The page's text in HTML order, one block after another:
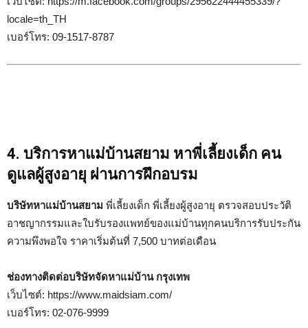
locale=th_TH
เบอร์โทร: 09-1517-8787
4. บริการหาแม่บ้านสยาม หาพี่เลี้ยงเด็ก คน
ดูแลผู้สูงอายุ ผ่านการฝึกอบรม
บริษัทหาแม่บ้านสยาม พี่เลี้ยงเด็ก พี่เลี้ยงผู้สูงอายุ ตรวจสอบประวัติ
อาชญากรรมและใบรับรองแพทย์ของแม่บ้านทุกคนบริการรับประกัน
ความพึงพอใจ ราคาเริ่มต้นที่ 7,500 บาทต่อเดือน
ช่องทางติดต่อบริษัทจัดหาแม่บ้าน กรุงเทพ
เว็บไซต์: https://www.maidsiam.com/
เบอร์โทร: 02-076-9999